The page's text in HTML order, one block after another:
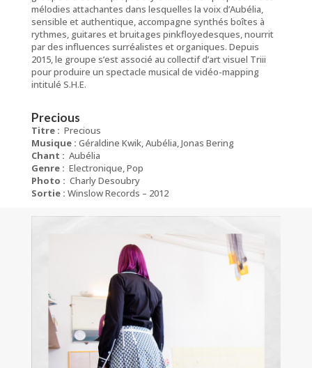
mélodies attachantes dans lesquelles la voix d’Aubélia,
sensible et authentique, accompagne synthés boîtes à
rythmes, guitares et bruitages pinkfloyedesques, nourrit
par des influences surréalistes et organiques. Depuis
2015, le groupe s’est associé au collectif d’art visuel Triii
pour produire un spectacle musical de vidéo-mapping
intitulé S.H.E.
Precious
Titre : Precious
Musique : Géraldine Kwik, Aubélia, Jonas Bering
Chant : Aubélia
Genre : Electronique, Pop
Photo : Charly Desoubry
Sortie : Winslow Records – 2012